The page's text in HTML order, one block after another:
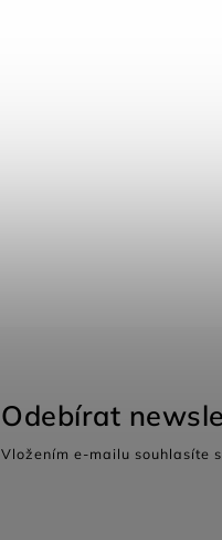
Odebírat
Vložením e-mailu souhlasíte s